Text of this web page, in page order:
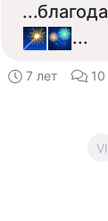
...
7 лет 10
Vl